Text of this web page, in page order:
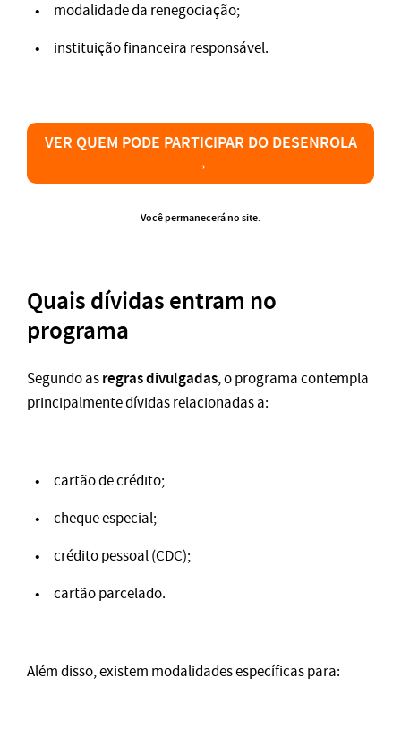
modalidade da renegociação;
instituição financeira responsável.
VER QUEM PODE PARTICIPAR DO DESENROLA
→
Você permanecerá no site.
Quais dívidas entram no
programa
Segundo asregras divulgadas, o programa contempla
principalmente dívidas relacionadas a:
cartão de crédito;
cheque especial;
crédito pessoal (CDC);
cartão parcelado.
Além disso, existem modalidades específicas para: